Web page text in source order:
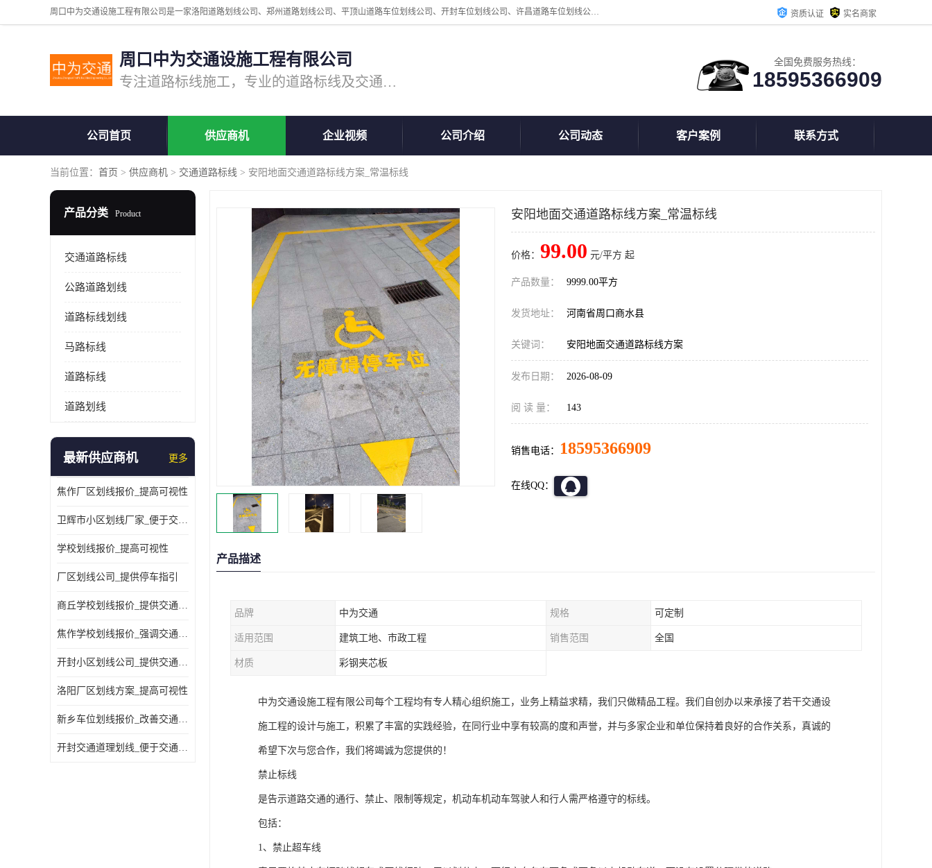
周口中为交通设施工程有限公司是一家洛阳道路划线公司、郑州道路划线公司、平顶山道路车位划线公司、开封车位划线公司、许昌道路车位划线公司、漯河道路车位划线公司，公司始终坚持“诚信、匠心、专注”的宗旨；我们的经营理念是：的服务。 资质认证 实名商家
周口中为交通设施工程有限公司
专注道路标线施工，专业的道路标线及交通设施施工服务商!
全国免费服务热线：
18595366909
公司首页 供应商机 企业视频 公司介绍 公司动态 客户案例 联系方式
当前位置： 首页 > 供应商机 > 交通道路标线 > 安阳地面交通道路标线方案_常温标线
产品分类 Product
交通道路标线
公路道路划线
道路标线划线
马路标线
道路标线
道路划线
最新供应商机 更多
焦作厂区划线报价_提高可视性
卫辉市小区划线厂家_便于交通管理
学校划线报价_提高可视性
厂区划线公司_提供停车指引
商丘学校划线报价_提供交通信息
焦作学校划线报价_强调交通规则
开封小区划线公司_提供交通信息
洛阳厂区划线方案_提高可视性
新乡车位划线报价_改善交通效率
开封交通道理划线_便于交通管理
安阳地面交通道路标线方案_常温标线
价格： 99.00 元/平方 起
产品数量： 9999.00平方
发货地址： 河南省周口商水县
关键词： 安阳地面交通道路标线方案
发布日期： 2026-08-09
阅 读 量： 143
销售电话： 18595366909
在线QQ：
产品描述
品牌 中为交通 规格 可定制
适用范围 建筑工地、市政工程 销售范围 全国
材质 彩钢夹芯板
中为交通设施工程有限公司每个工程均有专人精心组织施工，业务上精益求精，我们只做精品工程。我们自创办以来承接了若干交通设
施工程的设计与施工，积累了丰富的实践经验，在同行业中享有较高的度和声誉，并与多家企业和单位保持着良好的合作关系，真诚的
希望下次与您合作，我们将竭诚为您提供的！
禁止标线
是告示道路交通的通行、禁止、限制等规定，机动车机动车驾驶人和行人需严格遵守的标线。
包括：
1、禁止超车线